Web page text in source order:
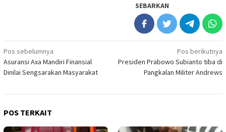
SEBARKAN
Navigasi
pos
Pos sebelumnya
Asuransi Axa Mandiri Finansial
Dinilai Sengsarakan Masyarakat
Pos berikutnya
Presiden Prabowo Subianto tiba di
Pangkalan Militer Andrews
POS TERKAIT